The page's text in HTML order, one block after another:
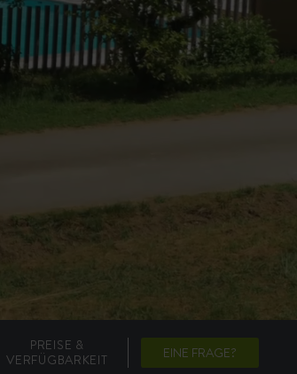
PREISE &
VERFÜGBARKEIT
EINE FRAGE?